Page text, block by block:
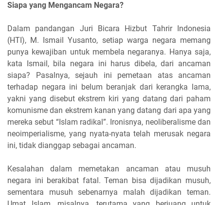
Siapa yang Mengancam Negara?
Dalam pandangan Juri Bicara Hizbut Tahrir Indonesia
(HTI), M. Ismail Yusanto, setiap warga negara memang
punya kewajiban untuk membela negaranya. Hanya saja,
kata Ismail, bila negara ini harus dibela, dari ancaman
siapa? Pasalnya, sejauh ini pemetaan atas ancaman
terhadap negara ini belum beranjak dari kerangka lama,
yakni yang disebut ekstrem kiri yang datang dari paham
komunisme dan ekstrem kanan yang datang dari apa yang
mereka sebut “Islam radikal”. Ironisnya, neoliberalisme dan
neoimperialisme, yang nyata-nyata telah merusak negara
ini, tidak dianggap sebagai ancaman.
Kesalahan dalam memetakan ancaman atau musuh
negara ini berakibat fatal. Teman bisa dijadikan musuh,
sementara musuh sebenarnya malah dijadikan teman.